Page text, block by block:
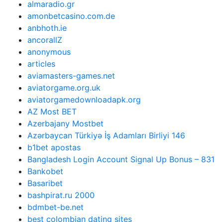
almaradio.gr
amonbetcasino.com.de
anbhoth.ie
ancorallZ
anonymous
articles
aviamasters-games.net
aviatorgame.org.uk
aviatorgamedownloadapk.org
AZ Most BET
Azerbajany Mostbet
Azərbaycan Türkiyə İş Adamları Birliyi 146
b1bet apostas
Bangladesh Login Account Signal Up Bonus – 831
Bankobet
Basaribet
bashpirat.ru 2000
bdmbet-be.net
best colombian dating sites